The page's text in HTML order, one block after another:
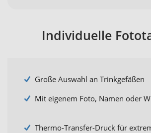
Individuelle
Große Auswahl an Trinkgefäßen
Mit eigenem Foto, Namen oder
Thermo-Transfer-Druck für